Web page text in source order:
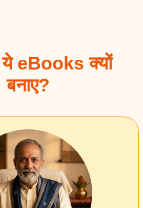
eBooks क्यों
बनाए?